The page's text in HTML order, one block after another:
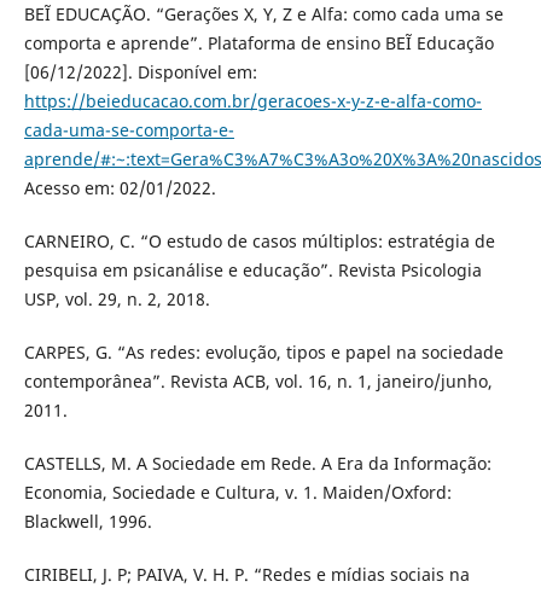
BEĨ EDUCAÇÃO. “Gerações X, Y, Z e Alfa: como cada uma se
comporta e aprende”. Plataforma de ensino BEĨ Educação
[06/12/2022]. Disponível em:
https://beieducacao.com.br/geracoes-x-y-z-e-alfa-como-
cada-uma-se-comporta-e-
aprende/
Acesso em: 02/01/2022.
CARNEIRO, C. “O estudo de casos múltiplos: estratégia de
pesquisa em psicanálise e educação”. Revista Psicologia
USP, vol. 29, n. 2, 2018.
CARPES, G. “As redes: evolução, tipos e papel na sociedade
contemporânea”. Revista ACB, vol. 16, n. 1, janeiro/junho,
2011.
CASTELLS, M. A Sociedade em Rede. A Era da Informação:
Economia, Sociedade e Cultura, v. 1. Maiden/Oxford:
Blackwell, 1996.
CIRIBELI, J. P; PAIVA, V. H. P. “Redes e mídias sociais na